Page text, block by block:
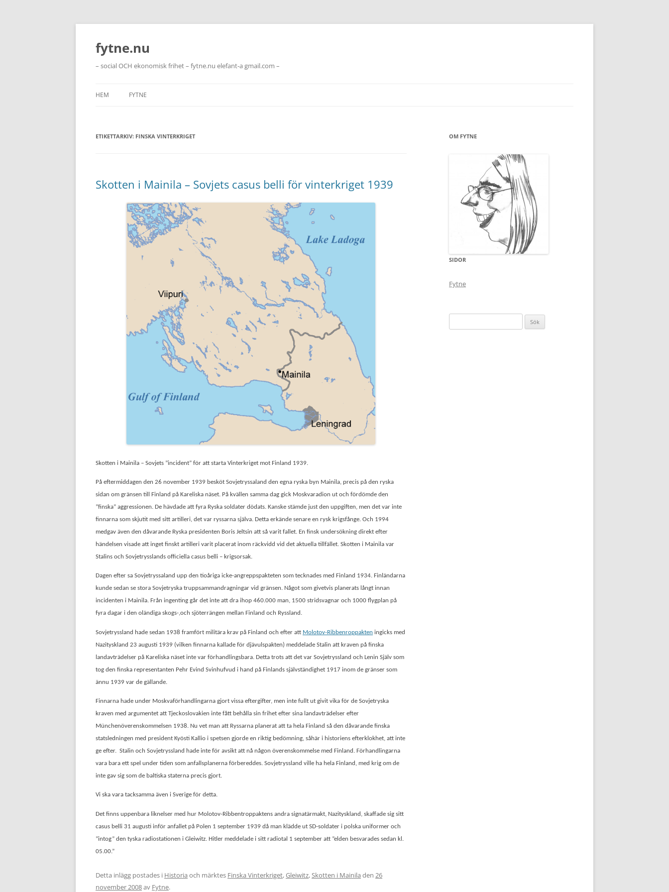
Hoppa
innehåll
fytne.nu
– social OCH ekonomisk frihet – fytne.nu elefant-a gmail.com –
HEM FYTNE
ETIKETTARKIV: FINSKA VINTERKRIGET
Skotten i Mainila – Sovjets casus belli för vinterkriget 1939
Skotten i Mainila – Sovjets ”incident” för att starta Vinterkriget mot Finland 1939.
På eftermiddagen den 26 november 1939 besköt Sovjetryssaland den egna ryska byn Mainila, precis på den ryska
sidan om gränsen till Finland på Kareliska näset. På kvällen samma dag gick Moskvaradion ut och fördömde den
”finska” aggressionen. De hävdade att fyra Ryska soldater dödats. Kanske stämde just den uppgiften, men det var inte
finnarna som skjutit med sitt artilleri, det var ryssarna själva. Detta erkände senare en rysk krigsfånge. Och 1994
medgav även den dåvarande Ryska presidenten Boris Jeltsin att så varit fallet. En finsk undersökning direkt efter
händelsen visade att inget finskt artilleri varit placerat inom räckvidd vid det aktuella tillfället. Skotten i Mainila var
Stalins och Sovjetrysslands officiella casus belli – krigsorsak.
Dagen efter sa Sovjetryssaland upp den tioåriga icke-angreppspakteten som tecknades med Finland 1934. Finländarna
kunde sedan se stora Sovjetryska truppsammandragningar vid gränsen. Något som givetvis planerats långt innan
incidenten i Mainila. Från ingenting går det inte att dra ihop 460.000 man, 1500 stridsvagnar och 1000 flygplan på
fyra dagar i den oländiga skogs-,och sjöterrängen mellan Finland och Ryssland.
Sovjetryssland hade sedan 1938 framfört militära krav på Finland och efter att Molotov-Ribbenroppakten ingicks med
Nazityskland 23 augusti 1939 (vilken finnarna kallade för djävulspakten) meddelade Stalin att kraven på finska
landavträdelser på Kareliska näset inte var förhandlingsbara. Detta trots att det var Sovjetryssland och Lenin Själv som
tog den finska representanten Pehr Evind Svinhufvud i hand på Finlands självständighet 1917 inom de gränser som
ännu 1939 var de gällande.
Finnarna hade under Moskvaförhandlingarna gjort vissa eftergifter, men inte fullt ut givit vika för de Sovjetryska
kraven med argumentet att Tjeckoslovakien inte fått behålla sin frihet efter sina landavträdelser efter
Münchenöverenskommelsen 1938. Nu vet man att Ryssarna planerat att ta hela Finland så den dåvarande finska
statsledningen med president Kyösti Kallio i spetsen gjorde en riktig bedömning, såhär i historiens efterklokhet, att inte
ge efter. Stalin och Sovjetryssland hade inte för avsikt att nå någon överenskommelse med Finland. Förhandlingarna
vara bara ett spel under tiden som anfallsplanerna förbereddes. Sovjetryssland ville ha hela Finland, med krig om de
inte gav sig som de baltiska staterna precis gjort.
Vi ska vara tacksamma även i Sverige för detta.
Det finns uppenbara liknelser med hur Molotov-Ribbentroppaktens andra signatärmakt, Nazityskland, skaffade sig sitt
casus belli 31 augusti inför anfallet på Polen 1 september 1939 då man klädde ut SD-soldater i polska uniformer och
”intog” den tyska radiostationen i Gleiwitz. Hitler meddelade i sitt radiotal 1 september att ”elden besvarades sedan kl.
05.00.”
Detta inlägg postades i Historia och märktes Finska Vinterkriget,Gleiwitz,Skotten i Mainila den 26
november 2008av Fytne.
OM FYTNE
SIDOR
Fytne
efter: